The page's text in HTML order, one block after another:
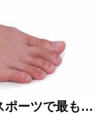
ーツで最も多